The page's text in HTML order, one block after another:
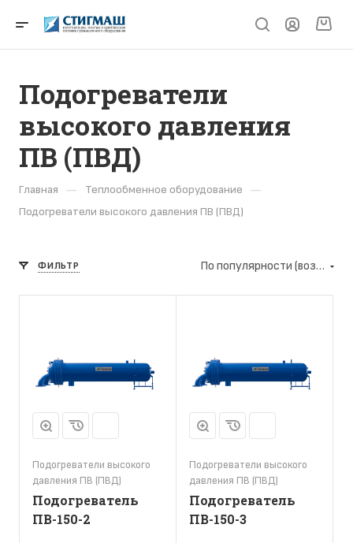
Подогреватели
высокого давления
ПВ (ПВД)
Главная — Теплообменное оборудование —
Подогреватели высокого давления ПВ (ПВД)
ФИЛЬТР По популярности (возрастание)
Подогреватели высокого
давления ПВ (ПВД)
Подогреватель
ПВ-150-2
Подогреватели высокого
давления ПВ (ПВД)
Подогреватель
ПВ-150-3